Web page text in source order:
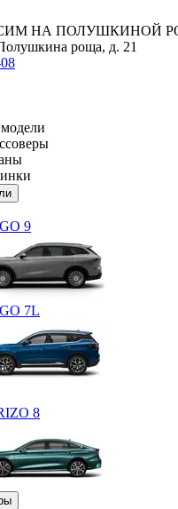
НА ПОЛУШКИНОЙ
роща, д. 21
9
7L
8